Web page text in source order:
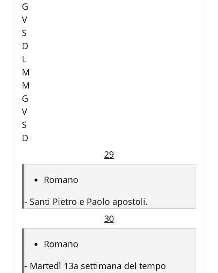
G
V
S
D
L
M
M
G
V
S
D
29
Romano
- Santi Pietro e Paolo apostoli.
30
Romano
- Martedì 13a settimana del tempo